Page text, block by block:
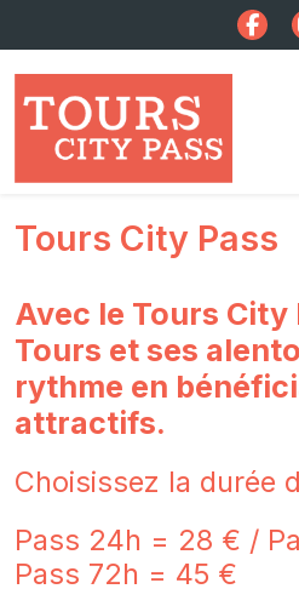
Aller au contenu principal
Tours City Pass
Avec le Tours City
Tours et ses
rythme en
attractifs.
Choisissez la durée
Pass 24h = 28 € /
Pass 72h = 45 €